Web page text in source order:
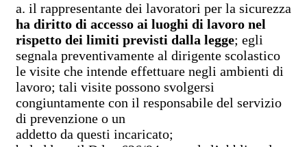
a. il rappresentante dei lavoratori per la sicurezza
ha diritto di accesso ai luoghi di lavoro nel
rispetto dei limiti previsti dalla legge; egli
segnala preventivamente al dirigente scolastico
le visite che intende effettuare negli ambienti di
lavoro; tali visite possono svolgersi
congiuntamente con il responsabile del servizio
di prevenzione o un
addetto da questi incaricato;